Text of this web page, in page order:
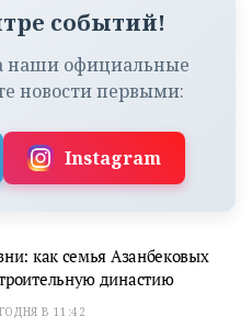
событий!
наши официальные
новости первыми:
Instagram
как семья Азанбековых
династию
В 11:42